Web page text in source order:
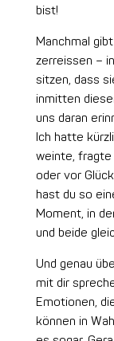
bist!
Manchmal
zerreissen –
sitzen, dass
inmitten
uns daran
Ich hatte
weinte, fragte
oder vor
hast du so
Moment, in
und beide
Und genau
mit dir
Emotionen,
können in